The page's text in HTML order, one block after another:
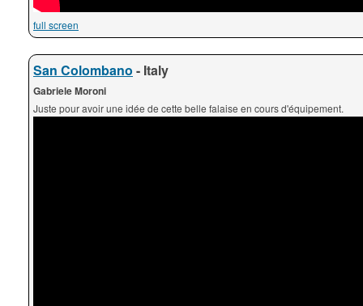
full screen
San Colombano - Italy
Gabriele Moroni
Juste pour avoir une idée de cette belle falaise en cours d'équipement.